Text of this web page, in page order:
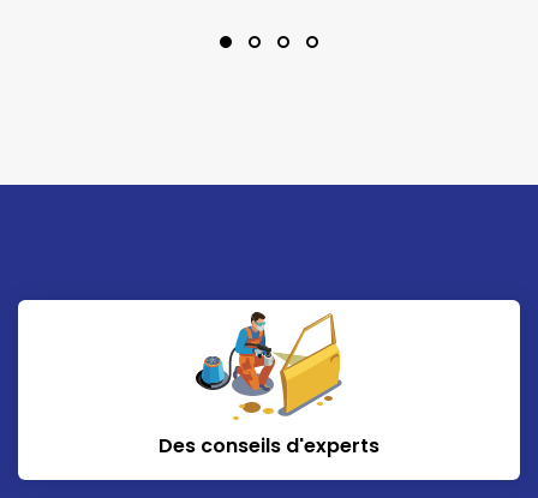
Des conseils d'experts